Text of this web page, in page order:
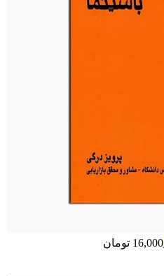
16,000 تومان